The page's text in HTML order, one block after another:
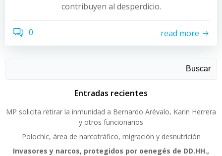
contribuyen al desperdicio.
0 read more
Buscar
Entradas recientes
MP solicita retirar la inmunidad a Bernardo Arévalo, Karin Herrera
y otros funcionarios
Polochic, área de narcotráfico, migración y desnutrición
Invasores y narcos, protegidos por oenegés de DD.HH.,